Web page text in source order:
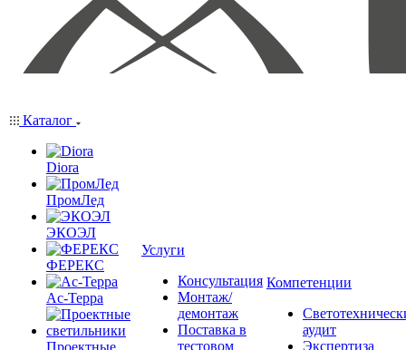
Каталог
Diora
ПромЛед
ЭКОЭЛ
ФЕРЕКС
Ас-Терра
Проектные
Услуги
Консультация
Монтаж/
демонтаж
Поставка в
тестовом
Компетенции
аудит
Экспертиза